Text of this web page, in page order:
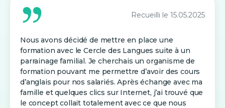
Recueilli le 15.05.2025
Nous avons décidé de mettre en place une
formation avec le Cercle des Langues suite à un
parrainage familial. Je cherchais un organisme de
formation pouvant me permettre d’avoir des cours
d’anglais pour nos salariés. Après échange avec ma
famille et quelques clics sur Internet, j’ai trouvé que
le concept collait totalement avec ce que nous